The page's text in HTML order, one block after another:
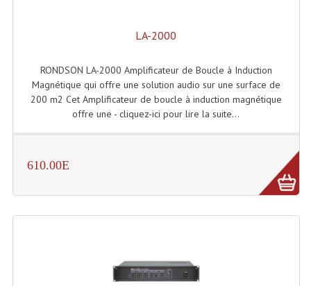
Haut-Parleurs Amplis Guitare
Moteurs Pavillons Pour Enceinte
Tweeters Pour Enceintes
Lecteurs Double Cd MP3
LA-2000
RONDSON LA-2000 Amplificateur de Boucle à Induction
Magnétique qui offre une solution audio sur une surface de
200 m2 Cet Amplificateur de boucle à induction magnétique
offre une - cliquez-ici pour lire la suite...
610.00E